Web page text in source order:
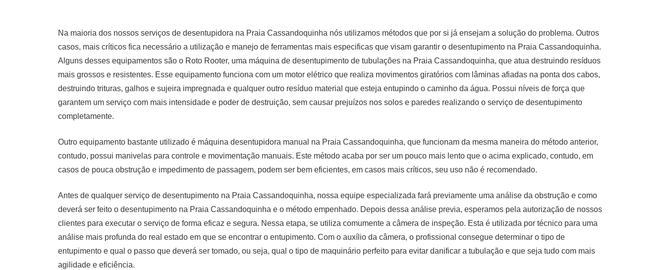
Na maioria dos nossos serviços de desentupidora na Praia Cassandoquinha nós utilizamos métodos que por si já ensejam a solução do problema. Outros
casos, mais críticos fica necessário a utilização e manejo de ferramentas mais especificas que visam garantir o desentupimento na Praia Cassandoquinha.
Alguns desses equipamentos são o Roto Rooter, uma máquina de desentupimento de tubulações na Praia Cassandoquinha, que atua destruindo resíduos
mais grossos e resistentes. Esse equipamento funciona com um motor elétrico que realiza movimentos giratórios com lâminas afiadas na ponta dos cabos,
destruindo trituras, galhos e sujeira impregnada e qualquer outro resíduo material que esteja entupindo o caminho da água. Possui níveis de força que
garantem um serviço com mais intensidade e poder de destruição, sem causar prejuízos nos solos e paredes realizando o serviço de desentupimento
completamente.
Outro equipamento bastante utilizado é máquina desentupidora manual na Praia Cassandoquinha, que funcionam da mesma maneira do método anterior,
contudo, possui manivelas para controle e movimentação manuais. Este método acaba por ser um pouco mais lento que o acima explicado, contudo, em
casos de pouca obstrução e impedimento de passagem, podem ser bem eficientes, em casos mais críticos, seu uso não é recomendado.
Antes de qualquer serviço de desentupimento na Praia Cassandoquinha, nossa equipe especializada fará previamente uma análise da obstrução e como
deverá ser feito o desentupimento na Praia Cassandoquinha e o método empenhado. Depois dessa análise previa, esperamos pela autorização de nossos
clientes para executar o serviço de forma eficaz e segura. Nessa etapa, se utiliza comumente a câmera de inspeção. Esta é utilizada por técnico para uma
análise mais profunda do real estado em que se encontrar o entupimento. Com o auxílio da câmera, o profissional consegue determinar o tipo de
entupimento e qual o passo que deverá ser tomado, ou seja, qual o tipo de maquinário perfeito para evitar danificar a tubulação e que seja tudo com mais
agilidade e eficiência.